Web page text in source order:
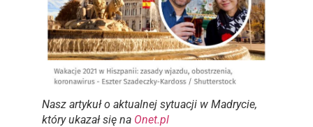
Nasz artykuł o aktualnej sytuacji w Madrycie,
który ukazał się na Onet.pl